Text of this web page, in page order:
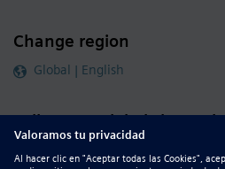
Change region
Global | English
Follow our global channels